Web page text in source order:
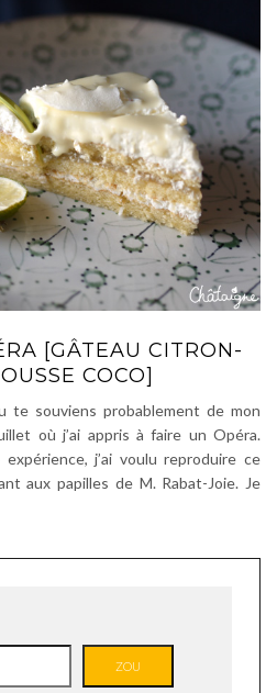
[GÂTEAU CITRON-
COCO]
te souviens probablement de mon
où j’ai appris à faire un Opéra.
j’ai voulu reproduire ce
aux papilles de M. Rabat-Joie. Je
ZOU